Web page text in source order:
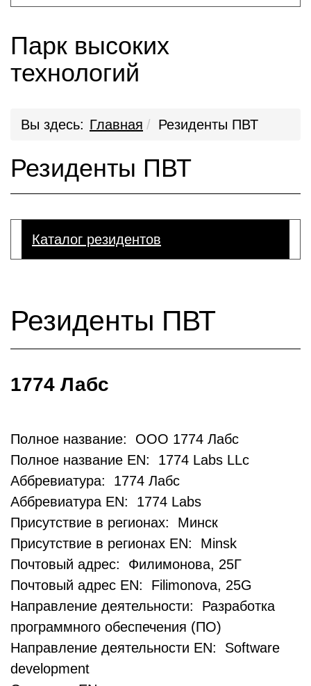
Парк высоких
технологий
Вы здесь: Главная Резиденты ПВТ
Резиденты ПВТ
Каталог резидентов
Резиденты ПВТ
1774 Лабс
Полное название: ООО 1774 Лабс
Полное название EN: 1774 Labs LLc
Аббревиатура: 1774 Лабс
Аббревиатура EN: 1774 Labs
Присутствие в регионах: Минск
Присутствие в регионах EN: Minsk
Почтовый адрес: Филимонова, 25Г
Почтовый адрес EN: Filimonova, 25G
Направление деятельности: Разработка
программного обеспечения (ПО)
Направление деятельности EN: Software
development